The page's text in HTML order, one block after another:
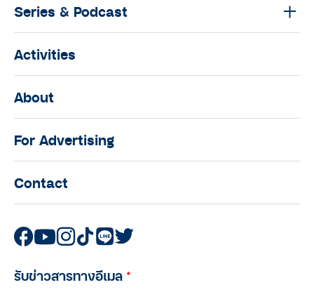
Series & Podcast
Activities
About
For Advertising
Contact
รับข่าวสารทางอีเมล*